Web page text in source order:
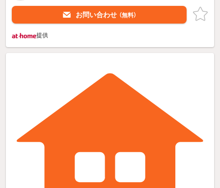
お問い合わせ （無料）
提供